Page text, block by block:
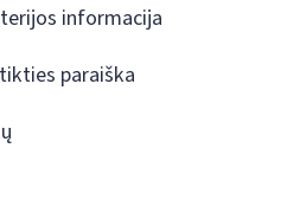
informacija
paraiška